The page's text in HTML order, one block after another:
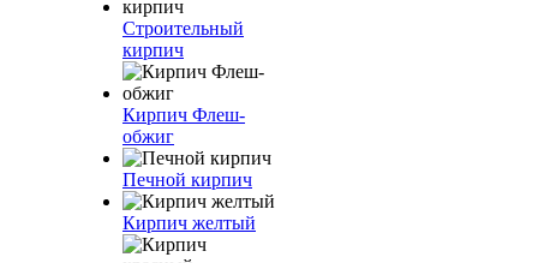
Строительный
кирпич
Кирпич Флеш-
обжиг
Печной кирпич
Кирпич желтый